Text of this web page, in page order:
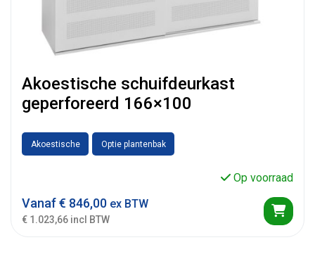
Akoestische schuifdeurkast
geperforeerd 166×100
Akoestische Optie plantenbak
Op voorraad
Vanaf€ 846,00 ex BTW
€ 1.023,66 incl BTW